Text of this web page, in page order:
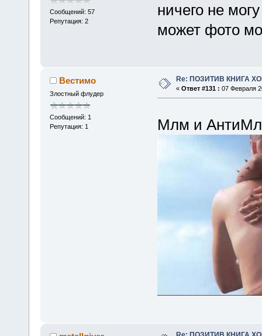
Сообщений: 57
Репутация: 2
ничего не
может фото
Вестимо
Злостный флудер
Сообщений: 1
Репутация: 1
Re: ПОЗИТИВ КНИГА
« Ответ #131 : 07 Февраля
Млм и